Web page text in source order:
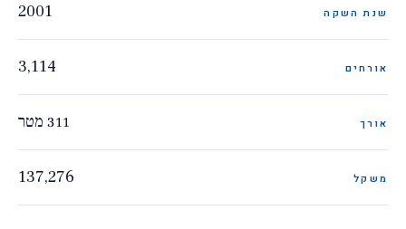
שנת השקה 2001
אורחים 3,114
אורך 311 מטר
משקל 137,276